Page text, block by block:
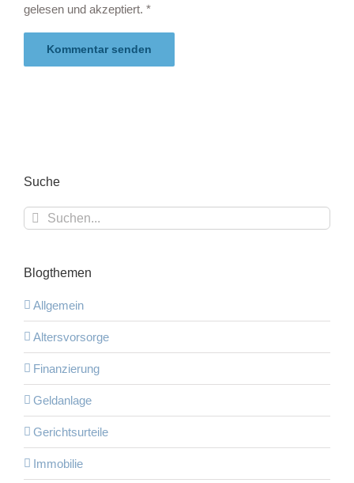
gelesen und akzeptiert. *
Suche
Suche
nach:
Blogthemen
Allgemein
Altersvorsorge
Finanzierung
Geldanlage
Gerichtsurteile
Immobilie